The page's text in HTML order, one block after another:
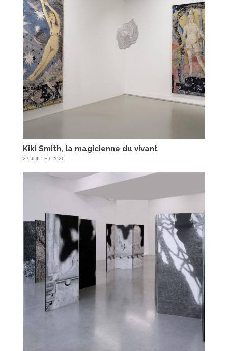
Kiki Smith, la magicienne du vivant
27 JUILLET 2026